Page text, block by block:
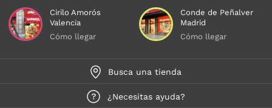
Cirilo Amorós
Valencia
Cómo llegar
Conde de Peñalver
Madrid
Cómo llegar
Busca una tienda
¿Necesitas ayuda?